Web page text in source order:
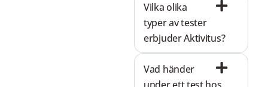
Vilka olika
typer av tester
erbjuder Aktivitus?
Vad händer